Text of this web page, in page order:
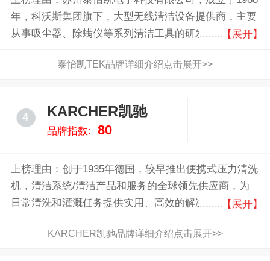
年，科沃斯集团旗下，大型无线清洁设备提供商，主要
从事吸尘器、除螨仪等系列清洁工具的研发、设计、生
【展开】
泰怡凯TEK品牌详细介绍点击展开>>
4 KARCHER凯驰
品牌指数: 80
上榜理由：创于1935年德国，较早推出便携式压力清洗
机，清洁系统/清洁产品和服务的全球领先供应商，为
日常清洗和灌溉任务提供实用、高效的解决方案
【展开】
KARCHER凯驰品牌详细介绍点击展开>>